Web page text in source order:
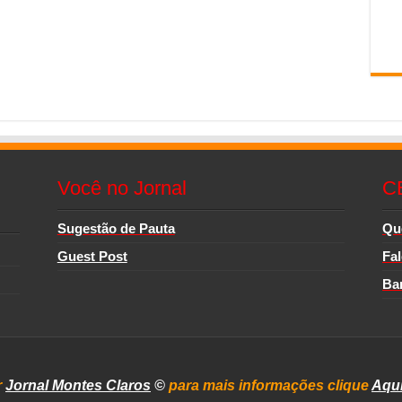
Você no Jornal
Sugestão de Pauta
Guest Post
Jornal Montes Claros © para mais informações clique